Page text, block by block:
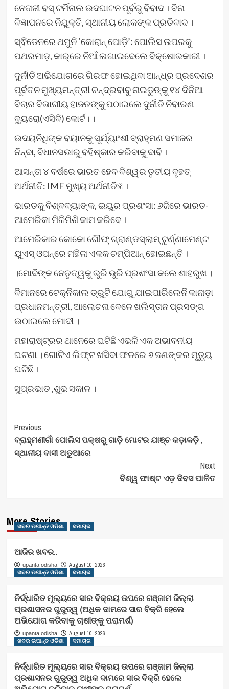
ନେତାଜୀ ବସ୍ ଟର୍ମିନାଲ ଉଦଘାଟନ ପୂର୍ବରୁ ବିବାଦ । ବିନା
ବିଜ୍ଞାପନରେ ନିଯୁକ୍ତି, ସ୍ଥାନୀୟ ଲୋକଙ୍କ ପ୍ରତିବାଦ ।
ସ୍ଵିଡେନରେ ଥମୁନି ‘କୋରାନ୍‌ ପୋଡ଼ି’: ପୋଲିସ ଉପରକୁ
ପଥରମାଡ଼, କାର୍‌ରେ ନିଆଁ ଲଗାଇଦେଲେ ବିକ୍ଷୋଭକାରୀ ।
ଦୁର୍ନୀତି ଅଭିଯୋଗରେ ଗିରଫ ହୋଇଥିବା ଆନ୍ଧ୍ର ପ୍ରଦେଶର
ପୂର୍ବତନ ମୁଖ୍ୟମନ୍ତ୍ରୀ ଚନ୍ଦ୍ରବାବୁ ନାଇଡୁଙ୍କୁ ୧୪ ଦିନିଆ
ବିଚାର ବିଭାଗୀୟ ହାଜତଙ୍କୁ ପଠାଇଲେ ଦୁର୍ନୀତି ନିବାରଣ
ବ୍ୟୁରୋ(ଏସିବି) କୋର୍ଟ। ।
ଉଦୟନିଧିଙ୍କ ବୟାନକୁ ସୂର୍ଯ୍ୟାଂଶୀ ବ୍ରାହ୍ମଣ ସମାଜର
ନିନ୍ଦା, ବିଧାନସଭାରୁ ବହିଷ୍କାର କରିବାକୁ ଦାବି ।
ଆସନ୍ତା ୪ ବର୍ଷରେ ଭାରତ ହେବ ବିଶ୍ୱର ତୃତୀୟ ବୃହତ୍
ଅର୍ଥନୀତି: IMF ମୁଖ୍ୟ ଅର୍ଥନୀତିଜ୍ଞ ।
ଭାରତକୁ ବିଶ୍ବବ୍ୟାଙ୍କ, ଇୟୁର ପ୍ରଶଂସା: ୬ଜିରେ ଭାରତ-
ଆମେରିକା ମିଳିମିଶି କାମ କରିବେ ।
ଆମେରିକାର କୋକୋ ଗୌଫ୍‌ ଗ୍ରାଣ୍ଡସ୍ଲାମ୍ ଟୁର୍ଣ୍ଣାମେଣ୍ଟ
ୟୁଏସ୍‌ ଓପନ୍‌ରେ ମହିଳା ଏକକ ଚମ୍ପିଆନ୍ ହୋଇଛନ୍ତି ।
।ମୋଦିଙ୍କ ନେତୃତ୍ୱକୁ ଭୁରି ଭୁରି ପ୍ରଶଂସା କଲେ ଶାହରୁଖ ।
ବିମାନରେ ଟେକ୍‌ନିକାଲ ତ୍ରୁଟି ଯୋଗୁ ଯାଇପାରିଲେନି କାନାଡ଼ା
ପ୍ରଧାନମନ୍ତ୍ରୀ, ଆଲୋଚନା ବେଳେ ଖଲିସ୍ତାନ ପ୍ରସଙ୍ଗ
ଉଠାଇଲେ ମୋଦୀ ।
ମହାରାଷ୍ଟ୍ରର ଥାନେରେ ଘଟିଛି ଏଭଳି ଏକ ଅଭାବନୀୟ
ଘଟଣା । ଗୋଟିଏ ଲିଫ୍ଟ ଖସିବା ଫଳରେ ୬ ଜଣଙ୍କର ମୃତ୍ୟୁ
ଘଟିଛି ।
ସୁପ୍ରଭାତ ,ଶୁଭ ସକାଳ ।
Post
Navigation
Previous
ବ୍ରାହ୍ମଣୀଗାଁ ପୋଲିସ ପକ୍ଷରୁ ଗାଡ଼ି ମୋଟର ଯାଞ୍ଚ କଡ଼ାକଡ଼ି ,
ସ୍ଥାନୀୟ ବାସୀ ଅଡୁଆରେ
Next
ବିଶ୍ୱ ଫାଷ୍ଟ ଏଡ଼ ଦିବସ ପାଳିତ
More Stories
ଖବର ଉପାନ୍ତ ଓଡିଶା ସମାଚାର
ଆଜିର ଖବର..
upanta odisha
August 10, 2026
ଖବର ଉପାନ୍ତ ଓଡିଶା
ସମାଚାର
ନିର୍ଦ୍ଧାରିତ ମୂଲ୍ୟରେ ସାର ବିକ୍ରୟ ଉପରେ ଗଞ୍ଜାମ ଜିଲ୍ଲା
ପ୍ରଶାସନର ଗୁରୁତ୍ୱ (ଅଧିକ ଦାମରେ ସାର ବିକ୍ରି ହେଲେ
ଅଭିଯୋଗ କରିବାକୁ ଚାଷୀଙ୍କୁ ପରାମର୍ଶ)
upanta odisha
August 10, 2026
ଖବର ଉପାନ୍ତ ଓଡିଶା
ସମାଚାର
ନିର୍ଦ୍ଧାରିତ ମୂଲ୍ୟରେ ସାର ବିକ୍ରୟ ଉପରେ ଗଞ୍ଜାମ ଜିଲ୍ଲା
ପ୍ରଶାସନର ଗୁରୁତ୍ୱ ଅଧିକ ଦାମରେ ସାର ବିକ୍ରି ହେଲେ